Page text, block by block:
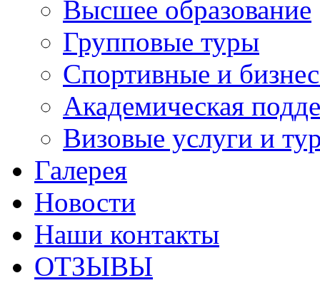
Высшее образование
Групповые туры
Спортивные и
Академическая
Визовые услуги и
Галерея
Новости
Наши контакты
ОТЗЫВЫ